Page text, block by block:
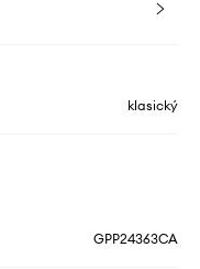
klasický
GPP24363CA